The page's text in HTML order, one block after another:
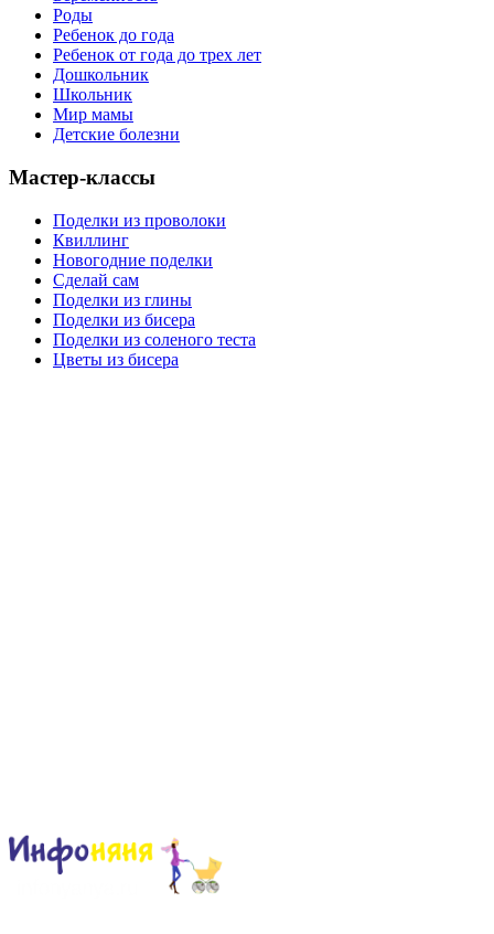
Роды
Ребенок до года
Ребенок от года до трех лет
Дошкольник
Школьник
Мир мамы
Детские болезни
Мастер-классы
Поделки из проволоки
Квиллинг
Новогодние поделки
Сделай сам
Поделки из глины
Поделки из бисера
Поделки из соленого теста
Цветы из бисера